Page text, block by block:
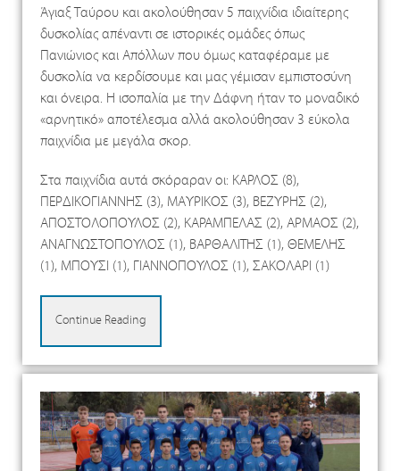
Άγιαξ Ταύρου και ακολούθησαν 5 παιχνίδια ιδιαίτερης
δυσκολίας απέναντι σε ιστορικές ομάδες όπως
Πανιώνιος και Απόλλων που όμως καταφέραμε με
δυσκολία να κερδίσουμε και μας γέμισαν εμπιστοσύνη
και όνειρα. Η ισοπαλία με την Δάφνη ήταν το μοναδικό
«αρνητικό» αποτέλεσμα αλλά ακολούθησαν 3 εύκολα
παιχνίδια με μεγάλα σκορ.
Στα παιχνίδια αυτά σκόραραν οι: ΚΑΡΛΟΣ (8),
ΠΕΡΔΙΚΟΓΙΑΝΝΗΣ (3), ΜΑΥΡΙΚΟΣ (3), ΒΕΖΥΡΗΣ (2),
ΑΠΟΣΤΟΛΟΠΟΥΛΟΣ (2), ΚΑΡΑΜΠΕΛΑΣ (2), ΑΡΜΑΟΣ (2),
ΑΝΑΓΝΩΣΤΟΠΟΥΛΟΣ (1), ΒΑΡΘΑΛΙΤΗΣ (1), ΘΕΜΕΛΗΣ
(1), ΜΠΟΥΣΙ (1), ΓΙΑΝΝΟΠΟΥΛΟΣ (1), ΣΑΚΟΛΑΡΙ (1)
Continue Reading